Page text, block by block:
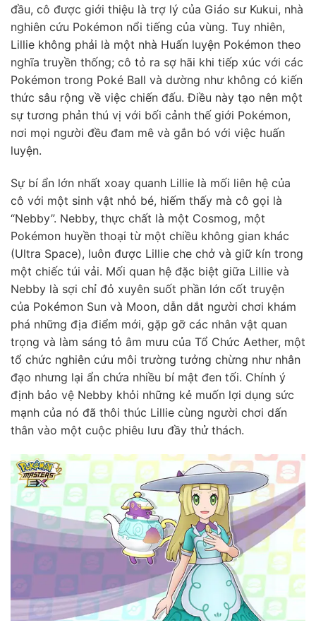
đầu, cô được giới thiệu là trợ lý của Giáo sư Kukui, nhà
nghiên cứu Pokémon nổi tiếng của vùng. Tuy nhiên,
Lillie không phải là một nhà Huấn luyện Pokémon theo
nghĩa truyền thống; cô tỏ ra sợ hãi khi tiếp xúc với các
Pokémon trong Poké Ball và dường như không có kiến
thức sâu rộng về việc chiến đấu. Điều này tạo nên một
sự tương phản thú vị với bối cảnh thế giới Pokémon,
nơi mọi người đều đam mê và gắn bó với việc huấn
luyện.
Sự bí ẩn lớn nhất xoay quanh Lillie là mối liên hệ của
cô với một sinh vật nhỏ bé, hiếm thấy mà cô gọi là
“Nebby”. Nebby, thực chất là một Cosmog, một
Pokémon huyền thoại từ một chiều không gian khác
(Ultra Space), luôn được Lillie che chở và giữ kín trong
một chiếc túi vải. Mối quan hệ đặc biệt giữa Lillie và
Nebby là sợi chỉ đỏ xuyên suốt phần lớn cốt truyện
của Pokémon Sun và Moon, dẫn dắt người chơi khám
phá những địa điểm mới, gặp gỡ các nhân vật quan
trọng và làm sáng tỏ âm mưu của Tổ Chức Aether, một
tổ chức nghiên cứu môi trường tưởng chừng như nhân
đạo nhưng lại ẩn chứa nhiều bí mật đen tối. Chính ý
định bảo vệ Nebby khỏi những kẻ muốn lợi dụng sức
mạnh của nó đã thôi thúc Lillie cùng người chơi dấn
thân vào một cuộc phiêu lưu đầy thử thách.